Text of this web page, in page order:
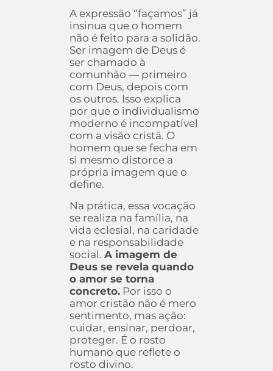
A expressão “façamos” já
insinua que o homem
não é feito para a solidão.
Ser imagem de Deus é
ser chamado à
comunhão — primeiro
com Deus, depois com
os outros. Isso explica
por que o individualismo
moderno é incompatível
com a visão cristã. O
homem que se fecha em
si mesmo distorce a
própria imagem que o
define.
Na prática, essa vocação
se realiza na família, na
vida eclesial, na caridade
e na responsabilidade
social. A imagem de
Deus se revela quando
o amor se torna
concreto.Por isso o
amor cristão não é mero
sentimento, mas ação:
cuidar, ensinar, perdoar,
proteger. É o rosto
humano que reflete o
rosto divino.